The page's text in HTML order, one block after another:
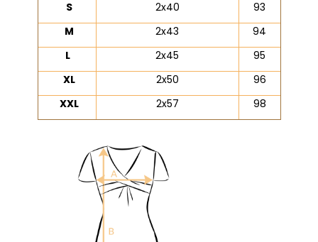
S
2x40
93
M
2x43
94
L
2x45
95
XL
2x50
96
XXL
2x57 98